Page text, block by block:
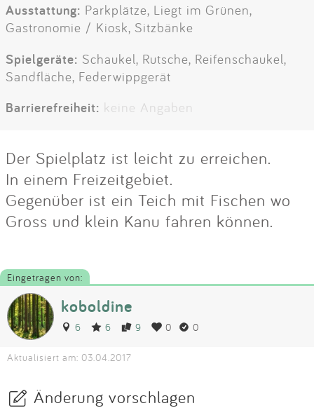
Ausstattung: Parkplätze, Liegt im Grünen,
Gastronomie / Kiosk, Sitzbänke
Spielgeräte: Schaukel, Rutsche, Reifenschaukel,
Sandfläche, Federwippgerät
Barrierefreiheit: keine Angaben
Der Spielplatz ist leicht zu erreichen.
In einem Freizeitgebiet.
Gegenüber ist ein Teich mit Fischen wo
Gross und klein Kanu fahren können.
Eingetragen von:
koboldine
6 6 9 0 0
Aktualisiert am: 03.04.2017
Änderung vorschlagen